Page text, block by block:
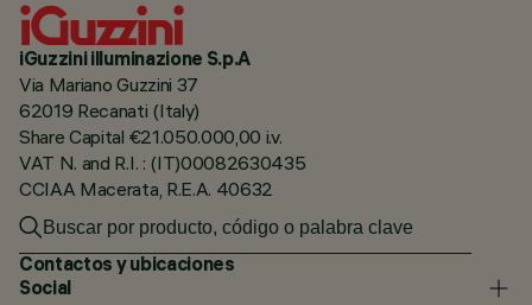
iGuzzini illuminazione S.p.A
Via Mariano Guzzini 37
62019 Recanati (Italy)
Share Capital €21.050.000,00 i.v.
VAT N. and R.I. : (IT)00082630435
CCIAA Macerata, R.E.A. 40632
Contactos y ubicaciones
Social